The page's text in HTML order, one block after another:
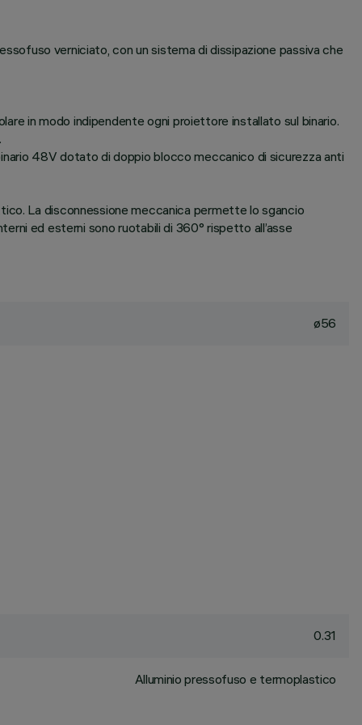
verniciato, con un sistema di dissipazione passiva che
in modo indipendente ogni proiettore installato sul binario.
48V dotato di doppio blocco meccanico di sicurezza anti
La disconnessione meccanica permette lo sgancio
ed esterni sono ruotabili di 360° rispetto all’asse
ø56
0.31
Alluminio pressofuso e termoplastico